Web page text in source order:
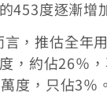
453度逐漸增
言，推估全年
，約佔26％
度，只佔3％